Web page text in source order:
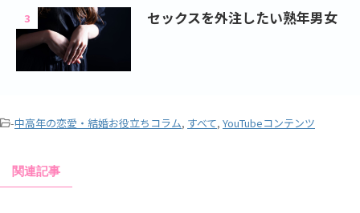
3 セックスを外注したい熟年男女
-中高年の恋愛・結婚お役立ちコラム, すべて, YouTubeコンテンツ
関連記事